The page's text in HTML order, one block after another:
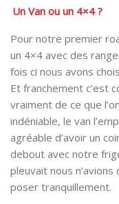
Un Van ou un 4×4 ?
Pour notre premier
un 4×4 avec des
fois ci nous avons
Et franchement c’est
vraiment de ce que
indéniable, le van
agréable d’avoir un
debout avec notre
pleuvait nous
poser tranquillement.